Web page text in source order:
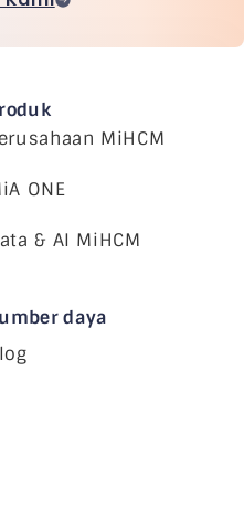
MiHCM
ONE
& AI MiHCM
daya